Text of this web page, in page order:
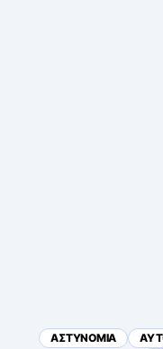
ΑΣΤΥΝΟΜΙΑ